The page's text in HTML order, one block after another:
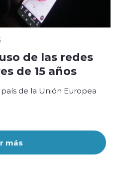
más
de las redes
de 15 años
de la Unión Europea